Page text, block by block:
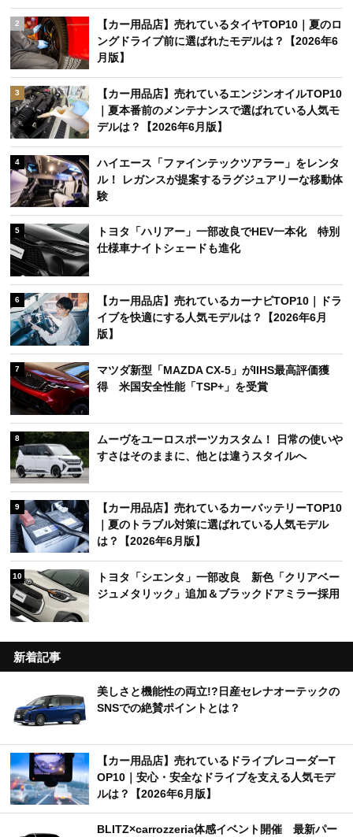
2
【カー用品店】売れているタイヤTOP10｜夏のロ
ングドライブ前に選ばれたモデルは？【2026年6
月版】
3
【カー用品店】売れているエンジンオイルTOP10
｜夏本番前のメンテナンスで選ばれている人気モ
デルは？【2026年6月版】
4
ハイエース「ファインテックツアラー」をレンタ
ル！ レガンスが提案するラグジュアリーな移動体
験
5
トヨタ「ハリアー」一部改良でHEV一本化 特別
仕様車ナイトシェードも進化
6
【カー用品店】売れているカーナビTOP10｜ドラ
イブを快適にする人気モデルは？【2026年6月
版】
7
マツダ新型「MAZDA CX-5」がIIHS最高評価獲
得 米国安全性能「TSP+」を受賞
8
ムーヴをユーロスポーツカスタム！ 日常の使いや
すさはそのままに、他とは違うスタイルへ
9
【カー用品店】売れているカーバッテリーTOP10
｜夏のトラブル対策に選ばれている人気モデル
は？【2026年6月版】
10
トヨタ「シエンタ」一部改良 新色「クリアベー
ジュメタリック」追加＆ブラックドアミラー採用
新着記事
美しさと機能性の両立!?日産セレナオーテックの
SNSでの絶賛ポイントとは？
【カー用品店】売れているドライブレコーダーT
OP10｜安心・安全なドライブを支える人気モデ
ルは？【2026年6月版】
BLITZ×carrozzeria体感イベント開催 最新パー